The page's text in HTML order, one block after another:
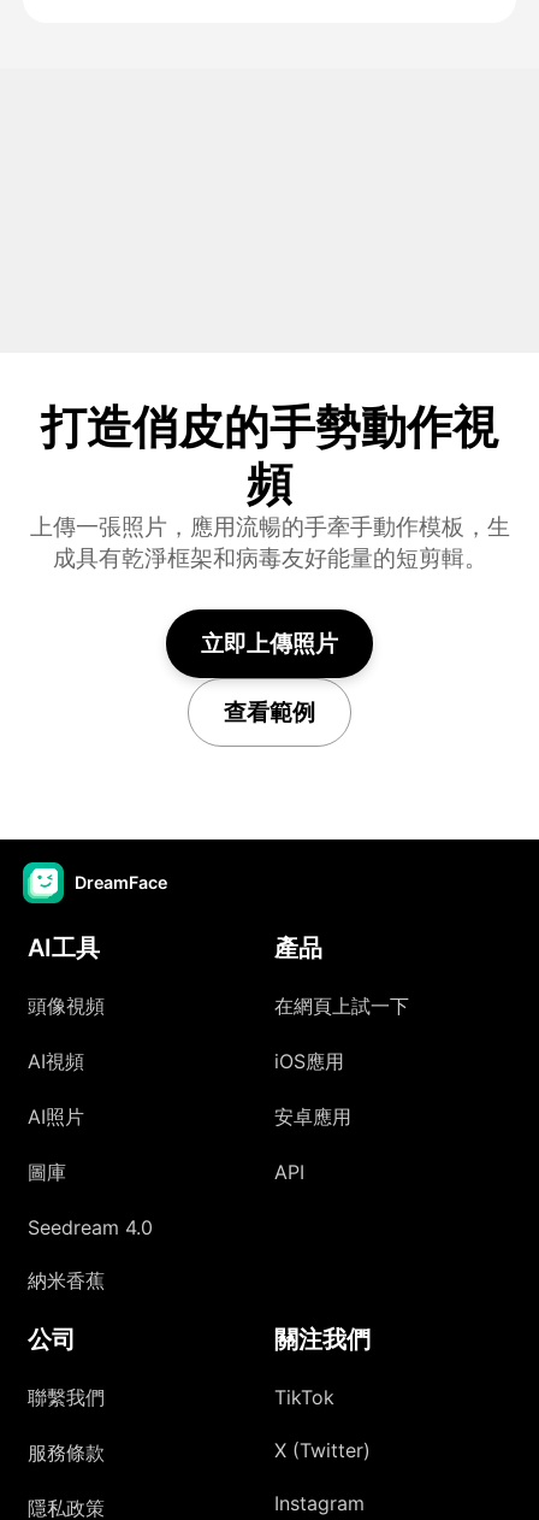
打造俏皮的手勢動作視
頻
上傳一張照片，應用流暢的手牽手動作模板，生
成具有乾淨框架和病毒友好能量的短剪輯。
立即上傳照片
查看範例
DreamFace
AI工具
頭像視頻
AI視頻
AI照片
圖庫
Seedream 4.0
納米香蕉
產品
在網頁上試一下
iOS應用
安卓應用
API
公司
聯繫我們
服務條款
隱私政策
關注我們
TikTok
X (Twitter)
Instagram